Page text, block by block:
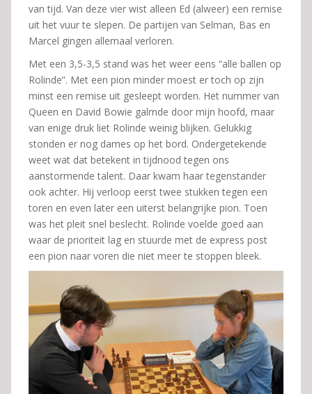
van tijd. Van deze vier wist alleen Ed (alweer) een remise
uit het vuur te slepen. De partijen van Selman, Bas en
Marcel gingen allemaal verloren.
Met een 3,5-3,5 stand was het weer eens “alle ballen op
Rolinde”. Met een pion minder moest er toch op zijn
minst een remise uit gesleept worden. Het nummer van
Queen en David Bowie galmde door mijn hoofd, maar
van enige druk liet Rolinde weinig blijken. Gelukkig
stonden er nog dames op het bord. Ondergetekende
weet wat dat betekent in tijdnood tegen ons
aanstormende talent. Daar kwam haar tegenstander
ook achter. Hij verloop eerst twee stukken tegen een
toren en even later een uiterst belangrijke pion. Toen
was het pleit snel beslecht. Rolinde voelde goed aan
waar de prioriteit lag en stuurde met de express post
een pion naar voren die niet meer te stoppen bleek.